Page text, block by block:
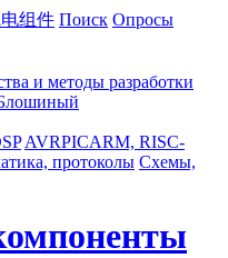
组件 Поиск Опросы
и методы разработки
AVRPICARM, RISC-
протоколы Схемы,